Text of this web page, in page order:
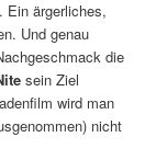
Ein ärgerliches,
Und genau
die
sein Ziel
wird man
nicht